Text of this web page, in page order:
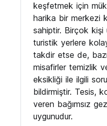
keşfetmek için
harika bir merkezi
sahiptir. Birçok kişi
turistik yerlere
takdir etse de,
misafirler temizlik
eksikliği ile ilgili
bildirmiştir. Tesis,
veren bağımsız
uygunudur.